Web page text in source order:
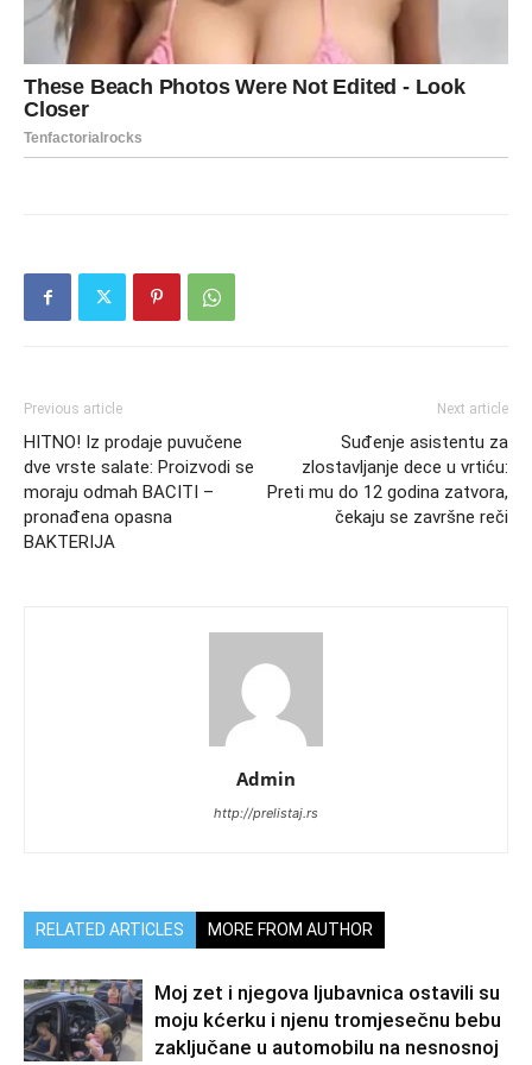
Previous article
HITNO! Iz prodaje puvučene
dve vrste salate: Proizvodi se
moraju odmah BACITI –
pronađena opasna
BAKTERIJA
Next article
Suđenje asistentu za
zlostavljanje dece u vrtiću:
Preti mu do 12 godina zatvora,
čekaju se završne reči
Admin
http://prelistaj.rs
RELATED ARTICLES MORE FROM AUTHOR
Moj zet i njegova ljubavnica ostavili su
moju kćerku i njenu tromjesečnu bebu
zaključane u automobilu na nesnosnoj